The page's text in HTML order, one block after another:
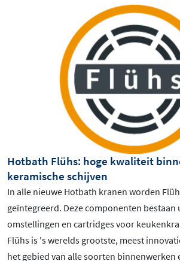
Hotbath Flühs: hoge kwaliteit
keramische schijven
In alle nieuwe Hotbath kranen worden
geïntegreerd. Deze componenten bestaan
omstellingen en cartridges voor
Flühs is 's werelds grootste, meest
het gebied van alle soorten binnenwerken